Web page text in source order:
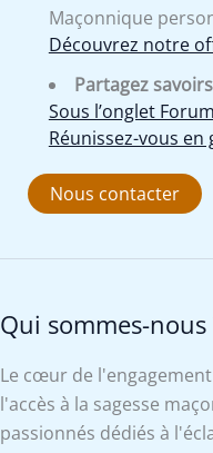
Maçonnique
Découvrez notre
Partagez
Sous l’onglet
Réunissez-vous
Nous contacter
Qui sommes-nous
Le cœur de
l'accès à la sagesse
passionnés dédiés à